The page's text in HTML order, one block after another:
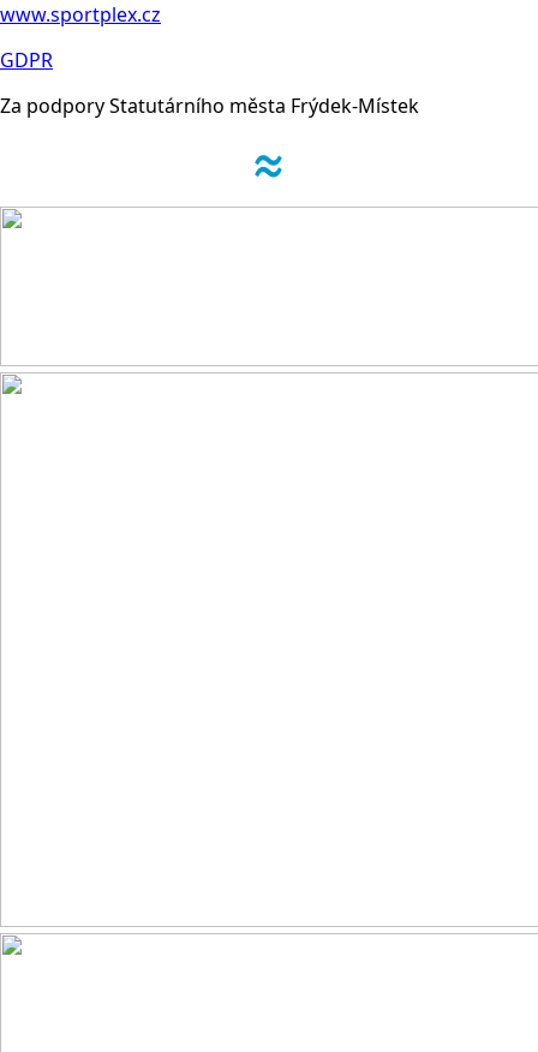
www.sportplex.cz
GDPR
Za podpory Statutárního města Frýdek-Místek